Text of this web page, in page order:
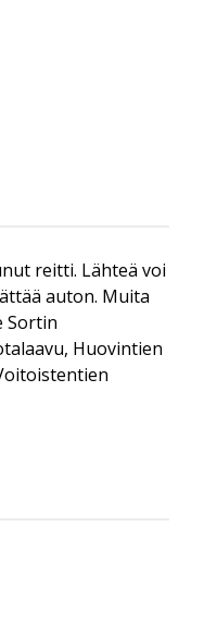
reitti. Lähteä voi
auton. Muita
Sortin
Huovintien